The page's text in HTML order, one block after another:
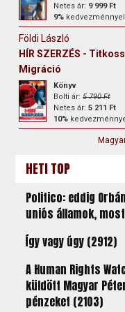
Netes ár: 9 999 Ft
9% kedvezménnyel
Földi László
HÍR SZERZÉS -
Migráció
Könyv
Bolti ár:5 790 Ft
Netes ár:5 211 Ft
10%
HETI TOP
Politico: eddig
uniós államok,
Így vagy úgy (2912)
A Human Rights
küldött Magyar
pénzeket (2103)